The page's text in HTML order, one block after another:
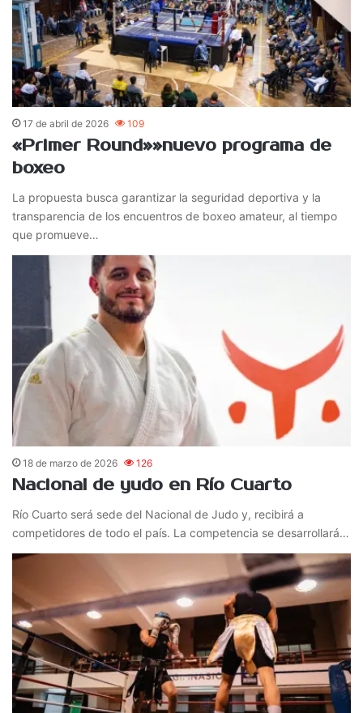
17 de abril de 2026 109
«Primer Round»»nuevo programa de
boxeo
La propuesta busca garantizar la seguridad deportiva y la
transparencia de los encuentros de boxeo amateur, al tiempo
que promueve…
18 de marzo de 2026 126
Nacional de yudo en Río Cuarto
Río Cuarto será sede del Nacional de Judo y, recibirá a
competidores de todo el país. La competencia se desarrollará…